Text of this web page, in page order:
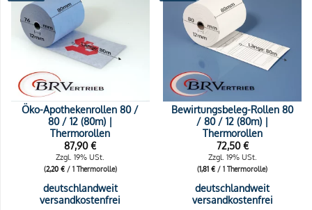
Öko-Apothekenrollen 80 /
80 / 12 (80m) |
Thermorollen
87,90€
Zzgl. 19% USt.
(2,20 €/ 1 Thermorolle)
deutschlandweit
versandkostenfrei
Bewirtungsbeleg-Rollen 80
/ 80 / 12 (80m) |
Thermorollen
72,50€
Zzgl. 19% USt.
(1,81€ / 1 Thermorolle)
deutschlandweit
versandkostenfrei